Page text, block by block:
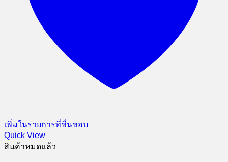
เพิ่มในรายการที่ชื่นชอบ
Quick View
สินค้าหมดแล้ว